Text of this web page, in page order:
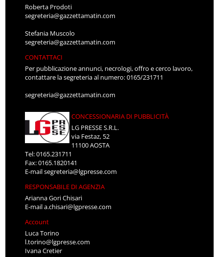
Roberta Prodoti
segreteria@gazzettamatin.com
Stefania Muscolo
segreteria@gazzettamatin.com
CONTATTACI
Per pubblicazione annunci, necrologi, offro e cerco lavoro,
contattare la segreteria al numero: 0165/231711
segreteria@gazzettamatin.com
CONCESSIONARIA DI PUBBLICITÀ
LG PRESSE S.R.L.
via Festaz, 52
11100 AOSTA
Tel: 0165.231711
Fax: 0165.1820141
E-mailsegreteria@lgpresse.com
RESPONSABILE DI AGENZIA
Arianna Gori Chisari
E-maila.chisari@lgpresse.com
Account
Luca Torino
l.torino@lgpresse.com
Ivana Cretier